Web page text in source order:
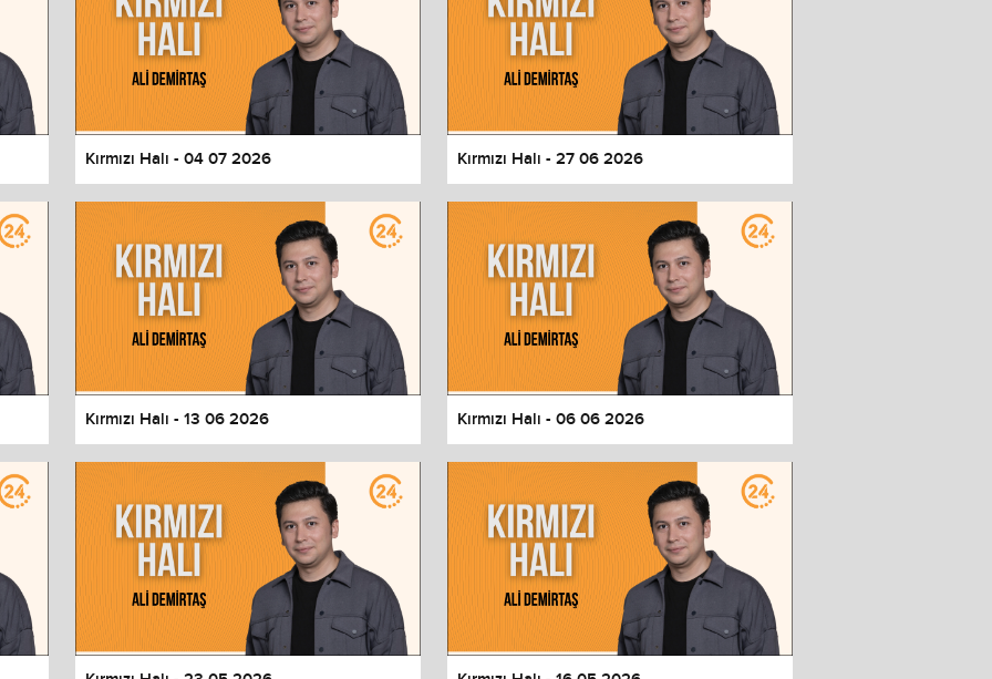
Done
Kırmızı Halı - 04 07 2026 Kırmızı Halı - 27 06 2026
Kırmızı Halı - 13 06 2026 Kırmızı Halı - 06 06 2026